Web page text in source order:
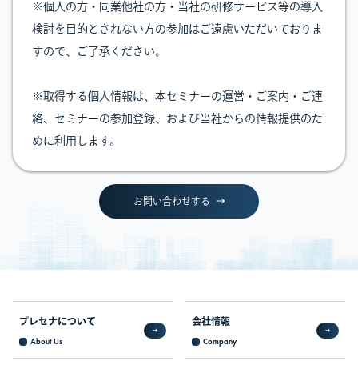
※個人の方・同業他社の方・当社の研修サービス等の導入
検討を目的とされない方の参加はご遠慮いただいておりま
すので、ご了承ください。
※取得する個人情報は、本セミナーの運営・ご案内・ご連
絡、セミナーの参加登録、および当社からの情報提供のた
めに利用します。
お問い合わせする
プレセナについて
About Us
会社情報
Company